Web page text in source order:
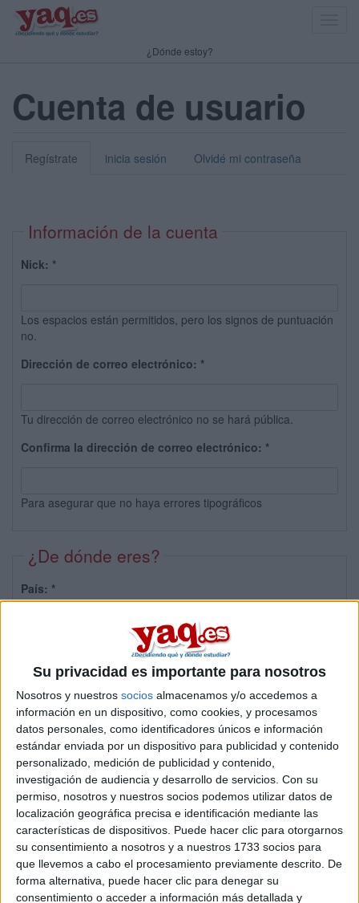
Su privacidad es importante para nosotros
Nosotros y nuestros socios almacenamos y/o accedemos a
información en un dispositivo, como cookies, y procesamos
datos personales, como identificadores únicos e información
estándar enviada por un dispositivo para publicidad y contenido
personalizado, medición de publicidad y contenido,
investigación de audiencia y desarrollo de servicios. Con su
permiso, nosotros y nuestros socios podemos utilizar datos de
localización geográfica precisa e identificación mediante las
características de dispositivos. Puede hacer clic para otorgarnos
su consentimiento a nosotros y a nuestros 1733 socios para
que llevemos a cabo el procesamiento previamente descrito. De
forma alternativa, puede hacer clic para denegar su
consentimiento o acceder a información más detallada y
¿Dónde estoy?
Cuenta de usuario
Regístrate inicia sesión Olvidé mi contraseña
Información de la cuenta
Nick: *
Los espacios están permitidos, pero los signos de puntuación
no.
Dirección de correo electrónico: *
Tu dirección de correo electrónico no se hará pública.
Confirma la dirección de correo electrónico: *
Para asegurar que no haya errores tipográficos
¿De dónde eres?
País: *
Sobre ti
Soy:*
Chico
Chica
¿En qué año terminas (o terminaste) bachillerato o FP?